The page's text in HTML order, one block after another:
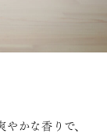
かな香りで、